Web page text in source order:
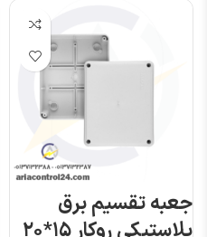
جعبه تقسیم برق